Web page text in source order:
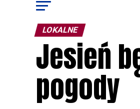
LOKALNE
Jesień
pogody